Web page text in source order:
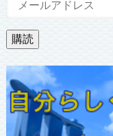
ル
ア
ド
レ
ス
購読